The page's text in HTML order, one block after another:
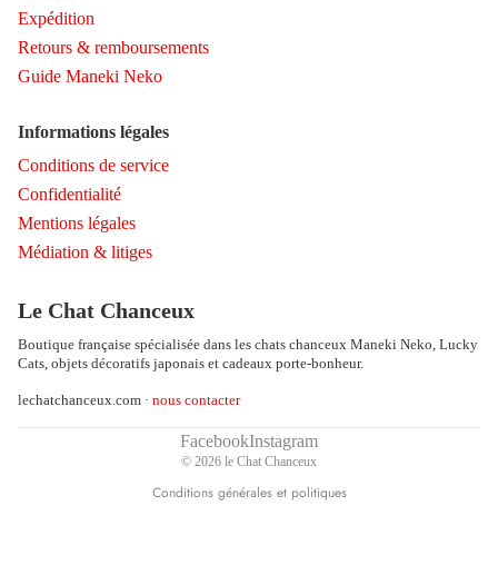
Expédition
Retours & remboursements
Guide Maneki Neko
Informations légales
Conditions de service
Confidentialité
Mentions légales
Médiation & litiges
Le Chat Chanceux
Boutique française spécialisée dans les chats chanceux Maneki Neko, Lucky
Cats, objets décoratifs japonais et cadeaux porte-bonheur.
lechatchanceux.com · nous contacter
FacebookInstagram
© 2026 le Chat Chanceux
Conditions générales et politiques
Politique de remboursement
Conditions d’utilisation
Politique d’expédition
Conditions générales de vente
Politique de résiliation